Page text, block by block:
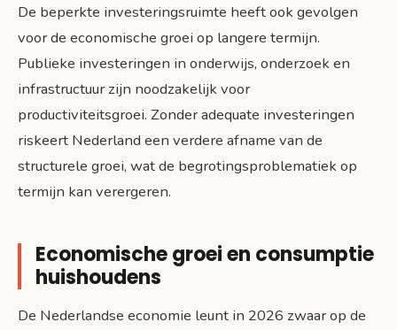
De beperkte investeringsruimte heeft ook gevolgen
voor de economische groei op langere termijn.
Publieke investeringen in onderwijs, onderzoek en
infrastructuur zijn noodzakelijk voor
productiviteitsgroei. Zonder adequate investeringen
riskeert Nederland een verdere afname van de
structurele groei, wat de begrotingsproblematiek op
termijn kan verergeren.
Economische groei en consumptie
huishoudens
De Nederlandse economie leunt in 2026 zwaar op de